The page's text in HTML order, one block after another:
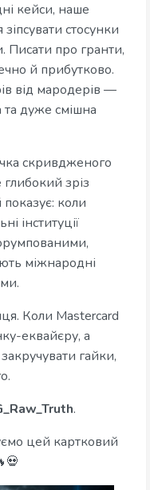
кейси, наше
стосунки
Писати про гранти,
й прибутково.
від мародерів —
та дуже смішна
скривдженого
зріз
показує: коли
інституції
міжнародні
Коли Mastercard
еквайєру, а
гайки,
.
цей картковий